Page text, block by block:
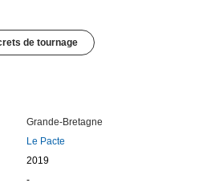
de tournage
Grande-Bretagne
Le Pacte
2019
-